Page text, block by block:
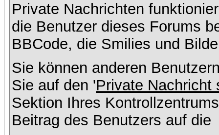
Private Nachrichten
die Benutzer dieses Forums
BBCode, die Smilies und
Sie können anderen
Sie auf den 'Private Nachricht
Sektion Ihres
Beitrag des Benutzers auf die